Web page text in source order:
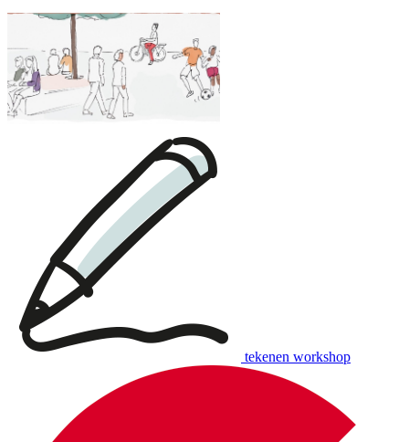
tekenen workshop